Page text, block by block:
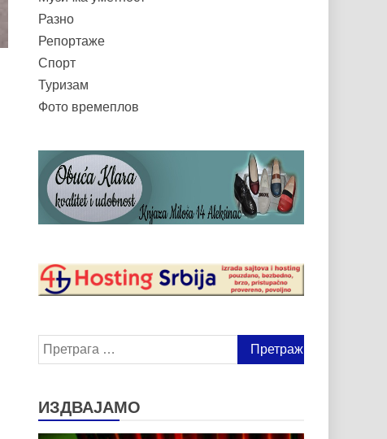
Разно
Репортаже
Спорт
Туризам
Фото времеплов
Претрага
за:
ИЗДВАЈАМО